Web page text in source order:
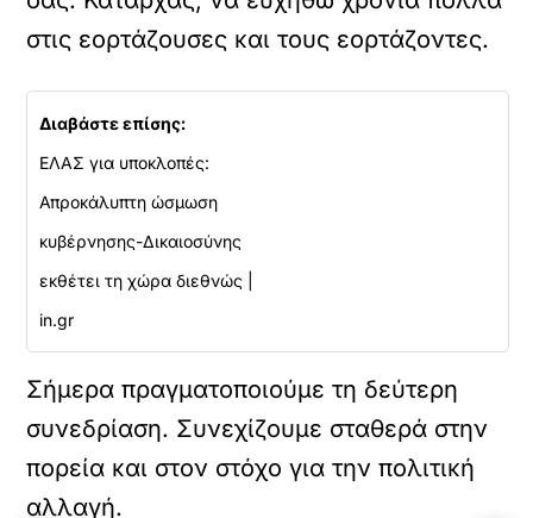
στις εορτάζουσες και τους εορτάζοντες.
Διαβάστε επίσης:
ΕΛΑΣ για υποκλοπές:
Απροκάλυπτη ώσμωση
κυβέρνησης-Δικαιοσύνης
εκθέτει τη χώρα διεθνώς |
in.gr
Σήμερα πραγματοποιούμε τη δεύτερη
συνεδρίαση. Συνεχίζουμε σταθερά στην
πορεία και στον στόχο για την πολιτική
αλλαγή.